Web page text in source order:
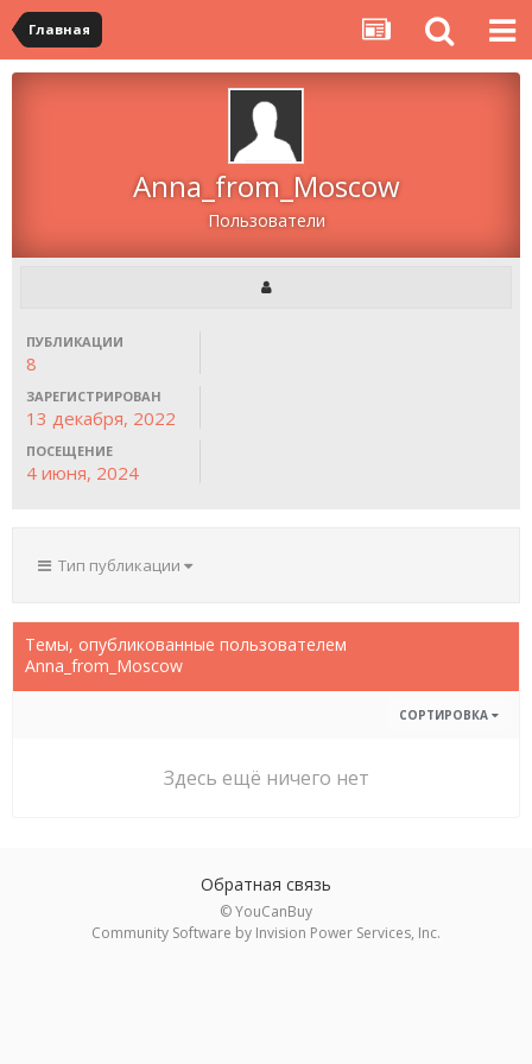
Главная
Anna_from_Moscow
Пользователи
ПУБЛИКАЦИИ
8
ЗАРЕГИСТРИРОВАН
13 декабря, 2022
ПОСЕЩЕНИЕ
4 июня, 2024
Тип публикации
Темы, опубликованные пользователем
Anna_from_Moscow
СОРТИРОВКА
Здесь ещё ничего нет
Обратная связь
© YouCanBuy
Community Software by Invision Power Services, Inc.